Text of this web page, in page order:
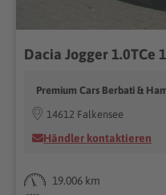
Premium Cars Berbati &
14612 Falkensee
Händler kontaktieren
19.006 km